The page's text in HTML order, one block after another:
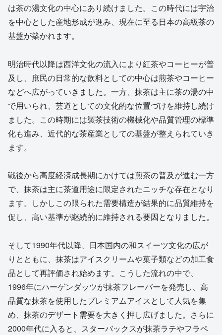
は茶の湯文化の中心にあり続けました。この時代には宇治
を中心とした産地形成が進み、現在に至る日本の高級茶の
基盤が築かれます。
明治時代以降は西洋文化の流入により紅茶やコーヒーが普
及し、庶民の日常的な飲料としての中心は煎茶やコーヒー
などへ広がっていきました。一方、抹茶は主に茶の湯の中
で用いられ、芸道としての文化的な位置づけを維持し続け
ました。この時期には製茶技術の機械化や品質管理の標準
化も進み、近代的な茶産業としての基盤が整えられていき
ます。
戦後から高度経済成長期にかけては煎茶の普及が進む一方
で、抹茶は主に茶道用途に限定されたニッチな存在となり
ます。しかしこの限られた需要構造が結果的に品質維持を
促し、高い基準が継続的に維持される要因となりました。
そして1990年代以降、日本国内の和スイーツ文化の広が
りとともに、抹茶はアイスクリームや菓子類などの加工食
品として再評価され始めます。こうした流れの中で、
1996年にハーゲンダッツが抹茶フレーバーを発売し、高
品質な抹茶を使用したプレミアムアイスとして人気を集
め、抹茶のデザート需要を大きく押し広げました。さらに
2000年代に入ると、スターバックスが抹茶ラテやフラペ